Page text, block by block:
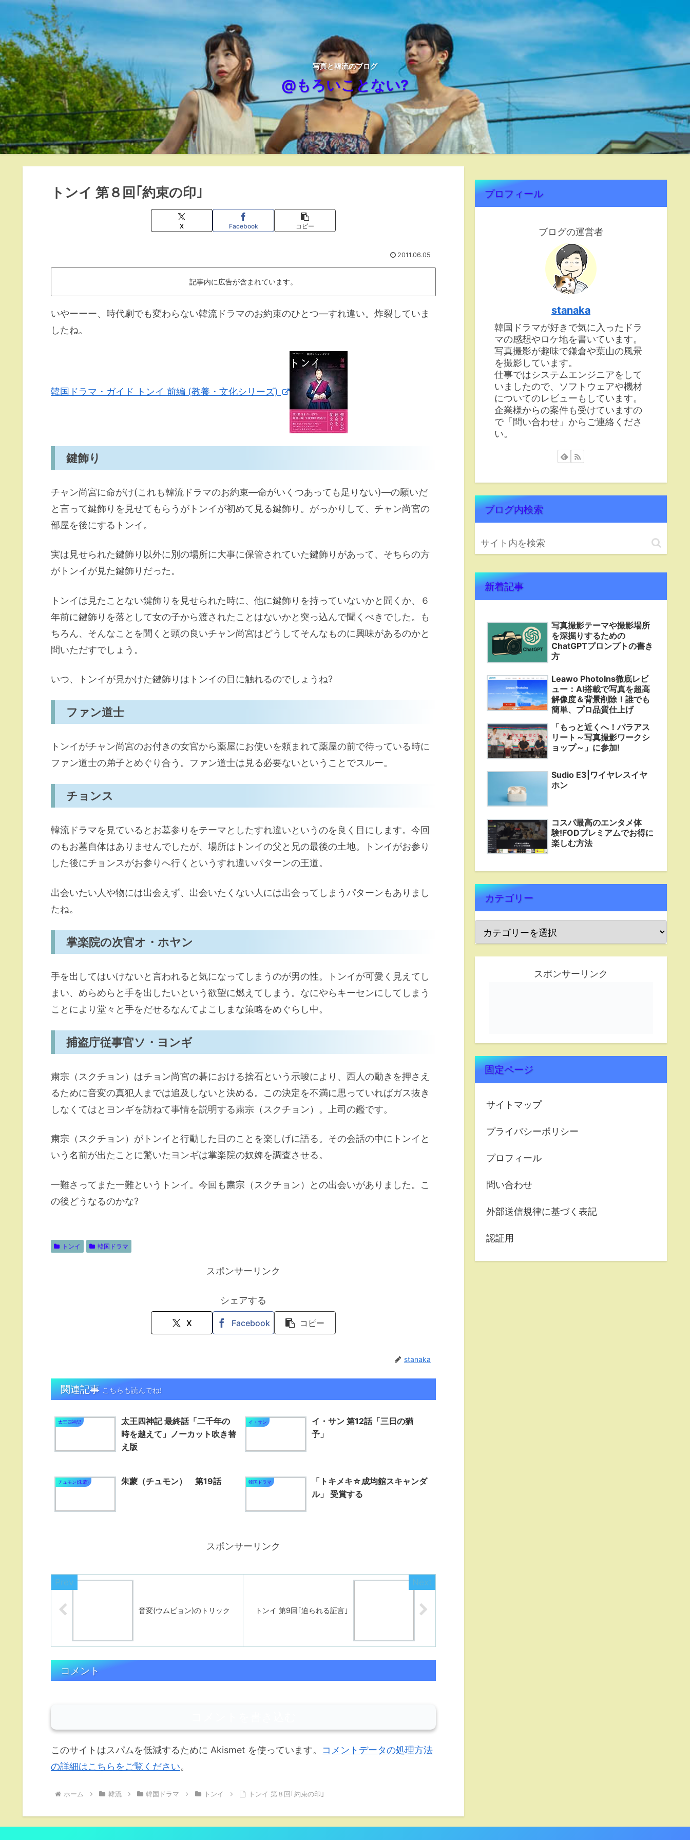
写真と韓流のブログ
@もろいことない?
トンイ 第８回｢約束の印｣
X Facebook コピー
2011.06.05
記事内に広告が含まれています。
いやーーー、時代劇でも変わらない韓流ドラマのお約束のひとつ—すれ違い。炸裂していま
したね。
韓国ドラマ・ガイド トンイ 前編 (教養・文化シリーズ)
鍵飾り
チャン尚宮に命がけ(これも韓流ドラマのお約束—命がいくつあっても足りない)—の願いだ
と言って鍵飾りを見せてもらうがトンイが初めて見る鍵飾り。がっかりして、チャン尚宮の
部屋を後にするトンイ。
実は見せられた鍵飾り以外に別の場所に大事に保管されていた鍵飾りがあって、そちらの方
がトンイが見た鍵飾りだった。
トンイは見たことない鍵飾りを見せられた時に、他に鍵飾りを持っていないかと聞くか、６
年前に鍵飾りを落として女の子から渡されたことはないかと突っ込んで聞くべきでした。も
ちろん、そんなことを聞くと頭の良いチャン尚宮はどうしてそんなものに興味があるのかと
問いただすでしょう。
いつ、トンイが見かけた鍵飾りはトンイの目に触れるのでしょうね?
ファン道士
トンイがチャン尚宮のお付きの女官から薬屋にお使いを頼まれて薬屋の前で待っている時に
ファン道士の弟子とめぐり合う。ファン道士は見る必要ないということでスルー。
チョンス
韓流ドラマを見ているとお墓参りをテーマとしたすれ違いというのを良く目にします。今回
のもお墓自体はありませんでしたが、場所はトンイの父と兄の最後の土地。トンイがお参り
した後にチョンスがお参りへ行くというすれ違いパターンの王道。
出会いたい人や物には出会えず、出会いたくない人には出会ってしまうパターンもありまし
たね。
掌楽院の次官オ・ホヤン
手を出してはいけないと言われると気になってしまうのが男の性。トンイが可愛く見えてし
まい、めらめらと手を出したいという欲望に燃えてしまう。なにやらキーセンにしてしまう
ことにより堂々と手をだせるなんてよこしまな策略をめぐらし中。
捕盗庁従事官ソ・ヨンギ
粛宗（スクチョン）はチョン尚宮の碁における捨石という示唆により、西人の動きを押さえ
るために音変の真犯人までは追及しないと決める。この決定を不満に思っていればガス抜き
しなくてはとヨンギを訪ねて事情を説明する粛宗（スクチョン）。上司の鑑です。
粛宗（スクチョン）がトンイと行動した日のことを楽しげに語る。その会話の中にトンイと
いう名前が出たことに驚いたヨンギは掌楽院の奴婢を調査させる。
一難さってまた一難というトンイ。今回も粛宗（スクチョン）との出会いがありました。こ
の後どうなるのかな?
トンイ 韓国ドラマ
スポンサーリンク
シェアする
X Facebook コピー
stanaka
関連記事こちらも読んでね!
太王四神記
太王四神記 最終話「二千年の
時を越えて」ノーカット吹き替
え版
イ・サン
イ・サン 第12話「三日の猶
予」
チュモン(朱蒙) 朱蒙（チュモン） 第19話 韓国ドラマ
「トキメキ☆成均館スキャンダ
ル」 受賞する
スポンサーリンク
音変(ウムビョン)のトリック トンイ 第9回｢迫られる証言｣
コメント
このサイトはスパムを低減するために Akismet を使っています。 コメントデータの処理方法
の詳細はこちらをご覧ください。
ホーム 韓流 韓国ドラマ トンイ トンイ 第８回｢約束の印｣
プロフィール
ブログの運営者
stanaka
韓国ドラマが好きで気に入ったドラ
マの感想やロケ地を書いています。
写真撮影が趣味で鎌倉や葉山の風景
を撮影しています。
仕事ではシステムエンジニアをして
いましたので、ソフトウェアや機材
についてのレビューもしています。
企業様からの案件も受けていますの
で「問い合わせ」からご連絡くださ
い。
ブログ内検索
新着記事
写真撮影テーマや撮影場所
を深掘りするための
ChatGPTプロンプトの書き
方
Leawo PhotoIns徹底レビ
ュー：AI搭載で写真を超高
解像度＆背景削除！誰でも
簡単、プロ品質仕上げ
「もっと近くへ！パラアス
リート～写真撮影ワークシ
ョップ～」に参加!
Sudio E3|ワイヤレスイヤ
ホン
コスパ最高のエンタメ体
験!FODプレミアムでお得に
楽しむ方法
カテゴリー
スポンサーリンク
固定ページ
サイトマップ
プライバシーポリシー
プロフィール
問い合わせ
外部送信規律に基づく表記
認証用